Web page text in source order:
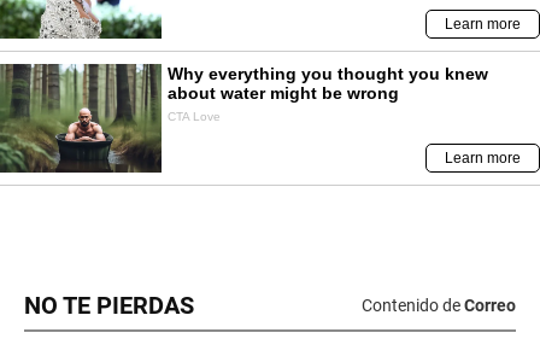
NO TE PIERDAS Contenido deCorreo